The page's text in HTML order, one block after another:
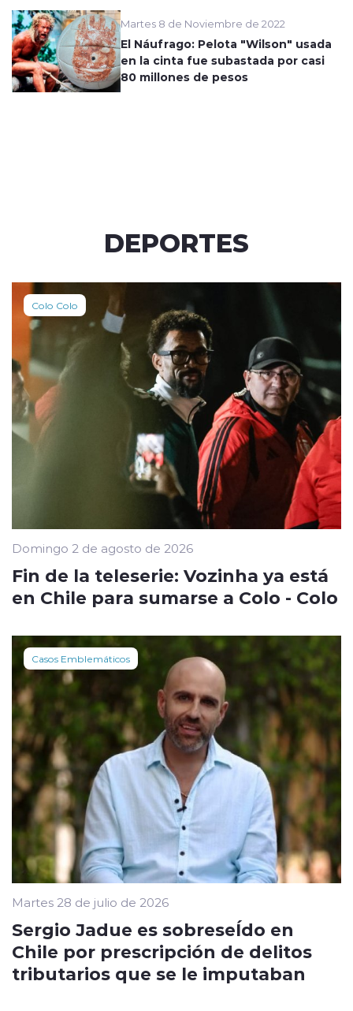
Martes 8 de Noviembre de 2022
El Náufrago: Pelota "Wilson" usada
en la cinta fue subastada por casi
80 millones de pesos
DEPORTES
Colo Colo
Domingo 2 de agosto de 2026
Fin de la teleserie: Vozinha ya está
en Chile para sumarse a Colo - Colo
Casos Emblemáticos
Martes 28 de julio de 2026
Sergio Jadue es sobreseÍdo en
Chile por prescripción de delitos
tributarios que se le imputaban